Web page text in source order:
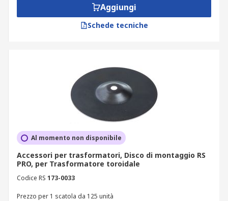
Aggiungi
Schede tecniche
Al momento non disponibile
Accessori per trasformatori, Disco di montaggio RS
PRO, per Trasformatore toroidale
Codice RS 173-0033
Prezzo per 1 scatola da 125 unità